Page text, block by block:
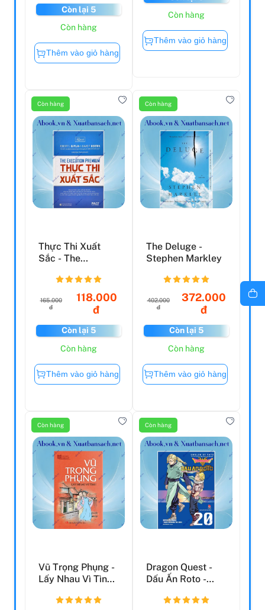
Còn lại 5
Còn hàng
Thêm vào giỏ hàng
Còn hàng
Thêm vào giỏ hàng
Còn hàng
Thực Thi Xuất
Sắc - The
Premium (2022)
165.000
đ
118.000
đ
Còn lại 5
Còn hàng
Thêm vào giỏ hàng
Còn hàng
The Deluge -
Stephen Markley
402.000
đ
372.000
đ
Còn lại 5
Còn hàng
Thêm vào giỏ hàng
Còn hàng
Vũ Trọng Phụng -
Lấy Nhau Vì Tình
Còn hàng
Dragon Quest -
Dấu Ấn Roto -
Thừa -...